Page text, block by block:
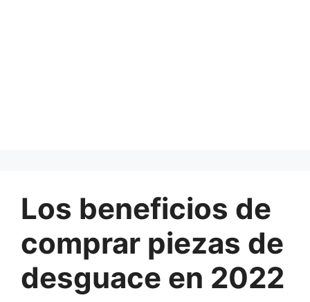
Los beneficios de
comprar piezas de
desguace en 2022